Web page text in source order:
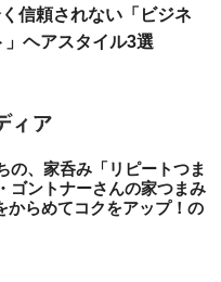
信頼されない「ビジネ
」ヘアスタイル3選
の、家呑み「リピートつま
ゴントナーさんの家つまみ
らめてコクをアップ！の